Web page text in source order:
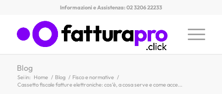
Informazioni e Assistenza: 02 3206 22233
Blog
Sei in: Home / Blog / Fisco e normative /
Cassetto fiscale fatture elettroniche: cos’è, a cosa serve e come acce...